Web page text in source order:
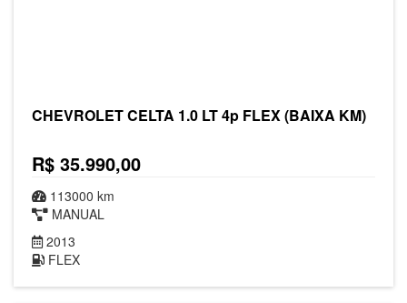
CHEVROLET CELTA 1.0 LT 4p FLEX (BAIXA KM)
R$ 35.990,00
113000 km
MANUAL
2013
FLEX